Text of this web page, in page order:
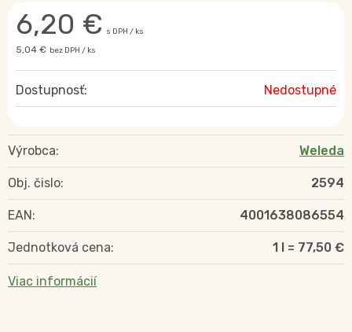
6,20 € s DPH / ks
5,04 € bez DPH / ks
Dostupnosť: Nedostupné
Výrobca: Weleda
Obj. čislo: 2594
EAN: 4001638086554
Jednotková cena: 1 l = 77,50 €
Viac informácií